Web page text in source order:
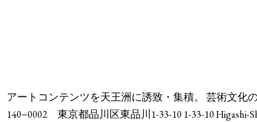
アートコンテンツを天王洲に誘致・集積。 芸術文化の
140−0002 東京都品川区東品川1-33-10 1-33-10 Higashi-